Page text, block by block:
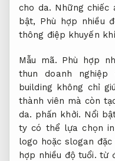
cho da. Những chiếc
bật, Phù hợp nhiều
thông điệp khuyến
Mẫu mã. Phù hợp
thun doanh
building không chỉ
thành viên mà còn
da. phấn khởi. Nổi
ty có thể lựa chọn
logo hoặc slogan
hợp nhiều độ tuổi. từ